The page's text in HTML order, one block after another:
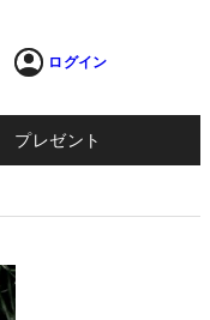
ログイン
プレゼント